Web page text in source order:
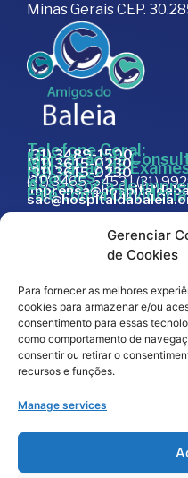
Gerenciar
de Cookies
Para fornecer as melhores
cookies para armazenar e/ou
consentimento para essas
como comportamento de
consentir ou retirar o
recursos e funções.
Manage services
Minas Gerais CEP.
Telefone Geral:
(31) 3489-1500
Marcação de
(31) 3615-0230
Marcação de
(31) 3615-0230
Doações:
(31) 3465-5453 | (31)
Assessoria de
Fale com a
Trabalhe Conosco
Editais
Política de
Código de Integridade